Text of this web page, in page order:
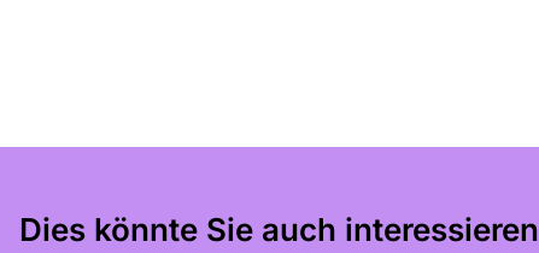
Dies könnte Sie auch interessieren